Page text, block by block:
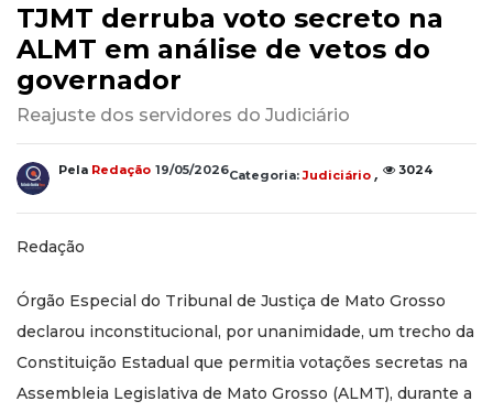
TJMT derruba voto secreto na
ALMT em análise de vetos do
governador
Reajuste dos servidores do Judiciário
Pela Redação 19/05/2026Categoria:Judiciário , 3024
Redação
Órgão Especial do Tribunal de Justiça de Mato Grosso
declarou inconstitucional, por unanimidade, um trecho da
Constituição Estadual que permitia votações secretas na
Assembleia Legislativa de Mato Grosso (ALMT), durante a